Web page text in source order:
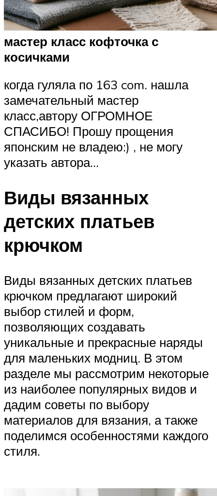
мастер класс кофточка с
косичками
когда гуляла по 163 com. нашла
замечательный мастер
класс,автору ОГРОМНОЕ
СПАСИБО! Прошу прощения
японским не владею:) , не могу
указать автора…
Виды вязанных
детских платьев
крючком
Виды вязанных детских платьев
крючком предлагают широкий
выбор стилей и форм,
позволяющих создавать
уникальные и прекрасные наряды
для маленьких модниц. В этом
разделе мы рассмотрим некоторые
из наиболее популярных видов и
дадим советы по выбору
материалов для вязания, а также
поделимся особенностями каждого
стиля.